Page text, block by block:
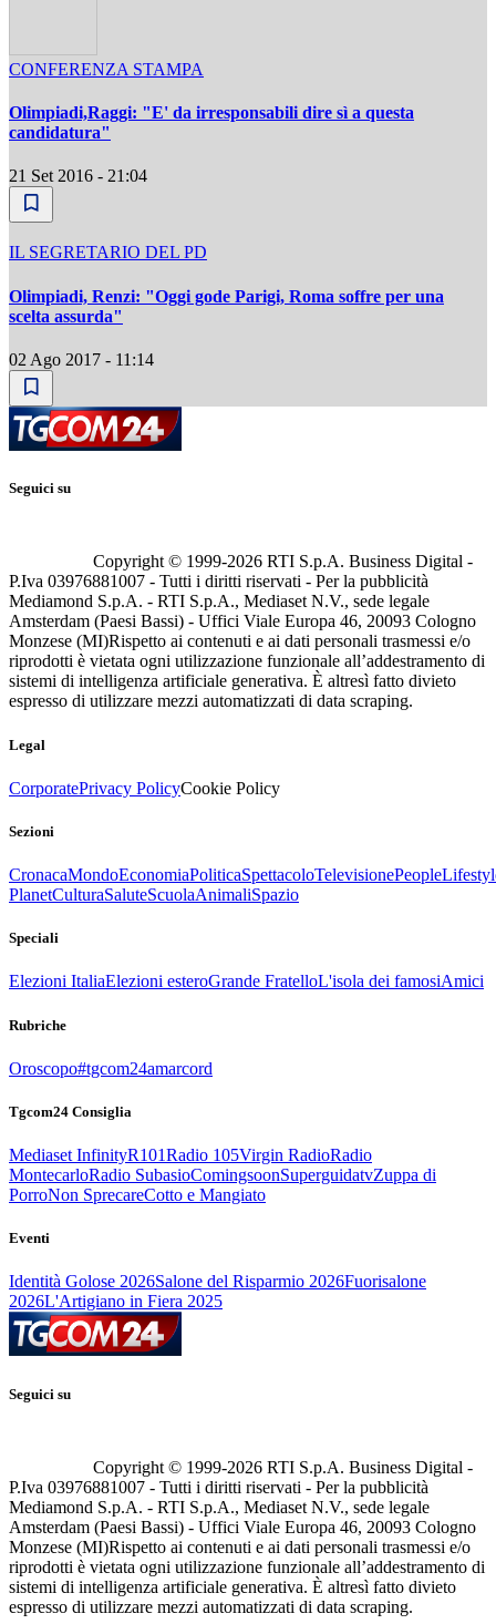
CONFERENZA STAMPA
Olimpiadi,Raggi: "E' da irresponsabili dire sì a questa
candidatura"
21 Set 2016 - 21:04
IL SEGRETARIO DEL PD
Olimpiadi, Renzi: "Oggi gode Parigi, Roma soffre per una
scelta assurda"
02 Ago 2017 - 11:14
Seguici su
Copyright © 1999-2026 RTI S.p.A. Business Digital -
P.Iva 03976881007 - Tutti i diritti riservati - Per la pubblicità
Mediamond S.p.A. - RTI S.p.A., Mediaset N.V., sede legale
Amsterdam (Paesi Bassi) - Uffici Viale Europa 46, 20093 Cologno
Monzese (MI)Rispetto ai contenuti e ai dati personali trasmessi e/o
riprodotti è vietata ogni utilizzazione funzionale all’addestramento di
sistemi di intelligenza artificiale generativa. È altresì fatto divieto
espresso di utilizzare mezzi automatizzati di data scraping.
Legal
CorporatePrivacy PolicyCookie Policy
Sezioni
CronacaMondoEconomiaPoliticaSpettacoloTelevisionePeople
PlanetCulturaSaluteScuolaAnimaliSpazio
Speciali
Elezioni ItaliaElezioni esteroGrande FratelloL'isola dei famosiAmici
Rubriche
Oroscopo#tgcom24amarcord
Tgcom24 Consiglia
Mediaset InfinityR101Radio 105Virgin RadioRadio
MontecarloRadio SubasioComingsoonSuperguidatvZuppa di
PorroNon SprecareCotto e Mangiato
Eventi
Identità Golose 2026Salone del Risparmio 2026Fuorisalone
2026L'Artigiano in Fiera 2025
Seguici su
Copyright © 1999-2026 RTI S.p.A. Business Digital -
P.Iva 03976881007 - Tutti i diritti riservati - Per la pubblicità
Mediamond S.p.A. - RTI S.p.A., Mediaset N.V., sede legale
Amsterdam (Paesi Bassi) - Uffici Viale Europa 46, 20093 Cologno
Monzese (MI)Rispetto ai contenuti e ai dati personali trasmessi e/o
riprodotti è vietata ogni utilizzazione funzionale all’addestramento di
sistemi di intelligenza artificiale generativa. È altresì fatto divieto
espresso di utilizzare mezzi automatizzati di data scraping.